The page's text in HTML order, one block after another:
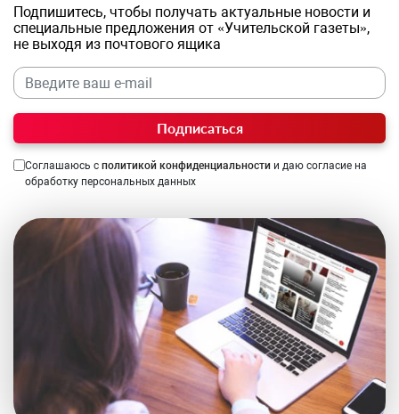
Подпишитесь, чтобы получать актуальные новости и
специальные предложения от «Учительской газеты»,
не выходя из почтового ящика
Подписаться
Соглашаюсь с политикой конфиденциальности и даю согласие на
обработку персональных данных